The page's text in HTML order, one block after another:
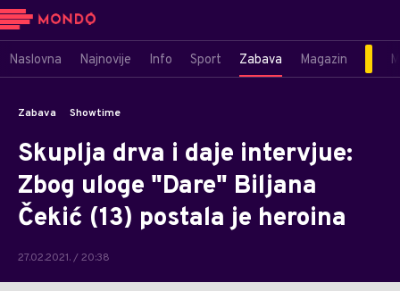
Naslovna Najnovije Info Sport Zabava Magazin
Zabava Showtime
Skuplja drva i daje intervjue:
Zbog uloge "Dare" Biljana
Čekić (13) postala je heroina
27.02.2021. / 20:38